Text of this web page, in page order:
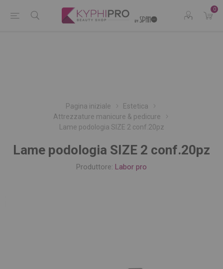
0
Pagina iniziale
Estetica
Attrezzature manicure & pedicure
Lame podologia SIZE 2 conf.20pz
Lame podologia SIZE 2 conf.20pz
Produttore: Labor pro